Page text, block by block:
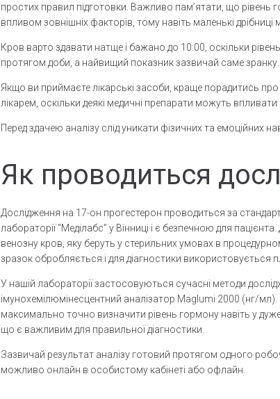
простих правил підготовки. Важливо памʼятати, що рівень
впливом зовнішніх факторів, тому навіть маленькі дрібниці
Кров варто здавати натще і бажано до 10:00, оскільки
протягом доби, а найвищий показник зазвичай саме зранку.
Якщо ви приймаєте лікарські засоби, краще порадитись про
лікарем, оскільки деякі медичні препарати можуть
Перед здачею аналізу слід уникати фізичних та емоційних
Як проводиться
Дослідження на 17-он прогестерон проводиться за
лабораторії “Меділабс” у Вінниці і є безпечною для
венозну кров, яку беруть у стерильних умовах в
зразок обробляється і для діагностики використовується
У нашій лабораторії застосовуються сучасні методи
імунохемілюмінесцентний аналізатор Maglumi 2000 (нг/мл).
максимально точно визначити рівень гормону навіть у
що є важливим для правильної діагностики.
Зазвичай результат аналізу готовий протягом одного
можливо онлайн в особистому кабінеті або офлайн.